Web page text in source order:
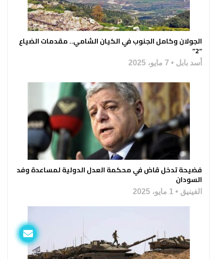
الجولان وكامل الجنوب في الكيان الشامي.. مقدمات الضياع
“2”
أسد بابل 7 مايو، 2025
فضيحة تدخل قاض في محكمة العدل الدولية لمساعدة وفد
السودان
الفينيق 1 مايو، 2025